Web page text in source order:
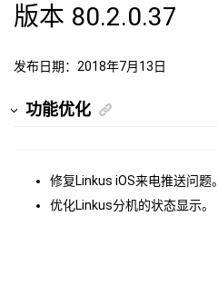
版本 80.2.0.37
发布日期：2018年7月13日
功能优化
修复Linkus iOS来电推送问题。
优化Linkus分机的状态显示。